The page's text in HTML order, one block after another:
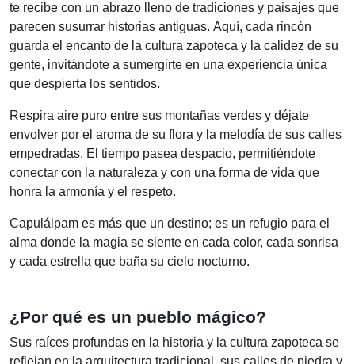
te recibe con un abrazo lleno de tradiciones y paisajes que
parecen susurrar historias antiguas. Aquí, cada rincón
guarda el encanto de la cultura zapoteca y la calidez de su
gente, invitándote a sumergirte en una experiencia única
que despierta los sentidos.
Respira aire puro entre sus montañas verdes y déjate
envolver por el aroma de su flora y la melodía de sus calles
empedradas. El tiempo pasea despacio, permitiéndote
conectar con la naturaleza y con una forma de vida que
honra la armonía y el respeto.
Capulálpam es más que un destino; es un refugio para el
alma donde la magia se siente en cada color, cada sonrisa
y cada estrella que baña su cielo nocturno.
¿Por qué es un pueblo mágico?
Sus raíces profundas en la historia y la cultura zapoteca se
reflejan en la arquitectura tradicional, sus calles de piedra y